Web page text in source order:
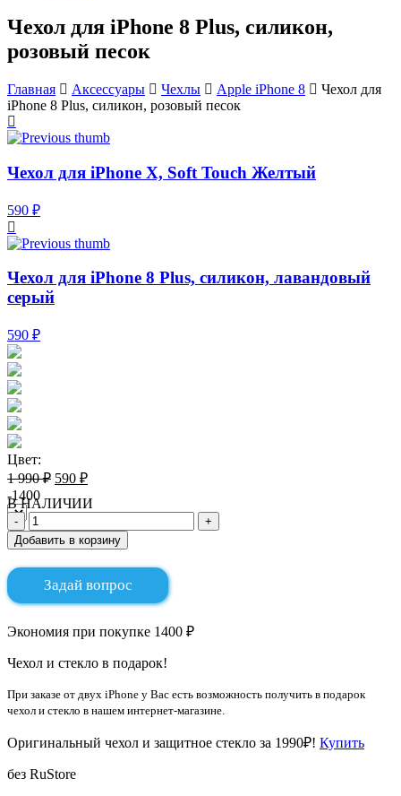
Чехол для iPhone 8 Plus, силикон,
розовый песок
Главная Аксессуары Чехлы Apple iPhone 8
Чехол для
iPhone 8 Plus, силикон, розовый песок
Чехол для iPhone X, Soft Touch Желтый
590 ₽
Чехол для iPhone 8 Plus, силикон, лавандовый
серый
590 ₽
Цвет:
1 990 ₽ 590 ₽
-1400
В НАЛИЧИИ
Добавить в корзину
Задай вопрос
Экономия при покупке 1400 ₽
Чехол и стекло в подарок!
При заказе от двух iPhone у Вас есть возможность получить в подарок
чехол и стекло в нашем интернет-магазине.
Оригинальный чехол и защитное стекло за 1990₽! Купить
без RuStore